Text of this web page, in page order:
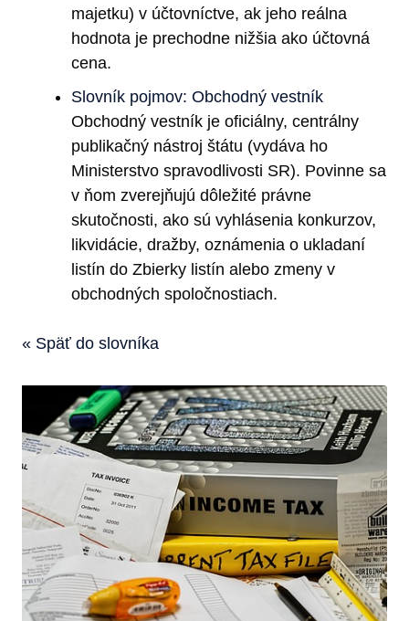
majetku) v účtovníctve, ak jeho reálna
hodnota je prechodne nižšia ako účtovná
cena.
Slovník pojmov: Obchodný vestník
Obchodný vestník je oficiálny, centrálny
publikačný nástroj štátu (vydáva ho
Ministerstvo spravodlivosti SR). Povinne sa
v ňom zverejňujú dôležité právne
skutočnosti, ako sú vyhlásenia konkurzov,
likvidácie, dražby, oznámenia o ukladaní
listín do Zbierky listín alebo zmeny v
obchodných spoločnostiach.
« Späť do slovníka